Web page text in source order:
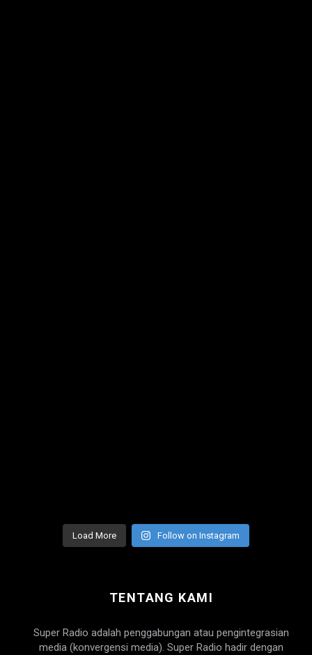
Load More Follow on Instagram
TENTANG KAMI
Super Radio adalah penggabungan atau pengintegrasian
media (konvergensi media). Super Radio hadir dengan